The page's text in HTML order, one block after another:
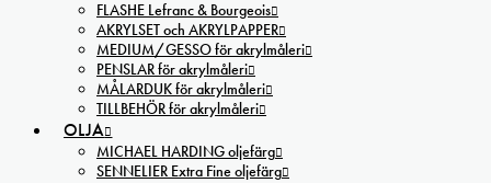
FLASHE Lefranc & Bourgeois
AKRYLSET och AKRYLPAPPER
MEDIUM/GESSO för akrylmåleri
PENSLAR för akrylmåleri
MÅLARDUK för akrylmåleri
TILLBEHÖR för akrylmåleri
OLJA
MICHAEL HARDING oljefärg
SENNELIER Extra Fine oljefärg